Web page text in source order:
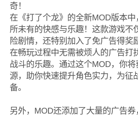
奇！
在《打了个龙》的全新MOD版本
所未有的快感与乐趣！这款游戏不
险剧情，还特别加入了免广告得奖
在畅玩过程中无需被烦人的广告打
战斗的乐趣。通过这个MOD，你
源，助你快速提升角色实力，为征
备。
另外，MOD还添加了大量的广告